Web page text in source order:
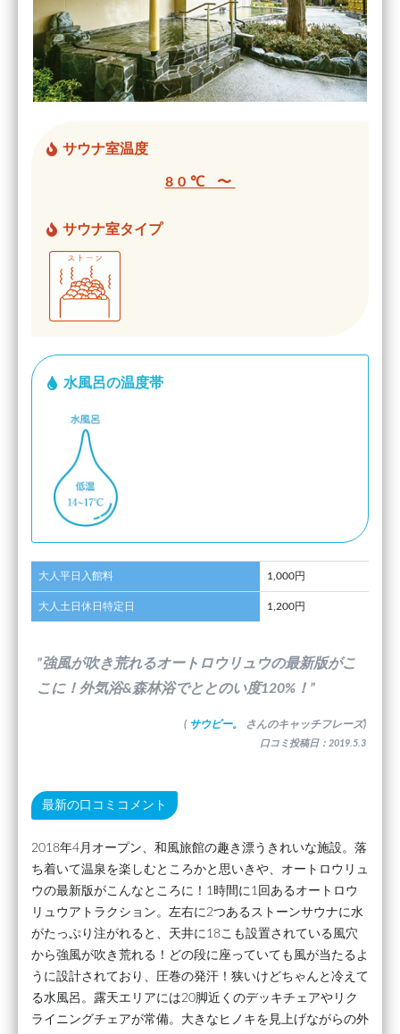
サウナ室温度
80℃ 〜
サウナ室タイプ
水風呂の温度帯
大人平日入館料 1,000円
大人土日休日特定日 1,200円
”強風が吹き荒れるオートロウリュウの最新版がこ
こに！外気浴&森林浴でととのい度120%！”
( サウビー。 さんのキャッチフレーズ)
口コミ投稿日：2019.5.3
最新の口コミコメント
2018年4月オープン、和風旅館の趣き漂うきれいな施設。落
ち着いて温泉を楽しむところかと思いきや、オートロウリュ
ウの最新版がこんなところに！1時間に1回あるオートロウ
リュウアトラクション。左右に2つあるストーンサウナに水
がたっぷり注がれると、天井に18こも設置されている風穴
から強風が吹き荒れる！どの段に座っていても風が当たるよ
うに設計されており、圧巻の発汗！狭いけどちゃんと冷えて
る水風呂。露天エリアには20脚近くのデッキチェアやリク
ライニングチェアが常備。大きなヒノキを見上げながらの外